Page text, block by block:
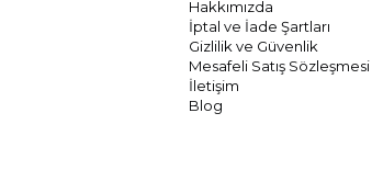
Hakkımızda
İptal ve İade Şartları
Gizlilik ve Güvenlik
Mesafeli Satış Sözleşmesi
İletişim
Blog